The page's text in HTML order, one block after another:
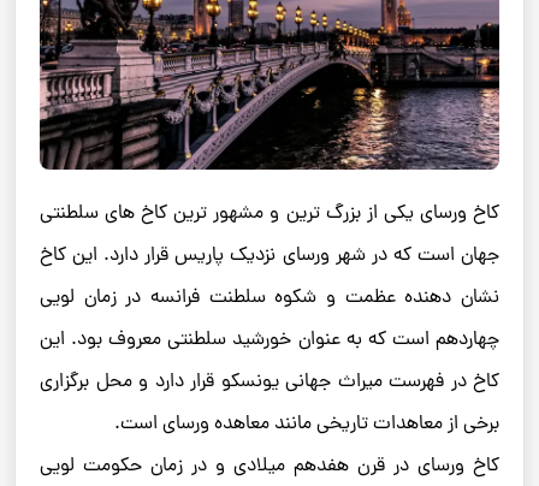
کاخ ورسای یکی از بزرگ ترین و مشهور ترین کاخ های سلطنتی
جهان است که در شهر ورسای نزدیک پاریس قرار دارد. این کاخ
نشان دهنده عظمت و شکوه سلطنت فرانسه در زمان لویی
چهاردهم است که به عنوان خورشید سلطنتی معروف بود. این
کاخ در فهرست میراث جهانی یونسکو قرار دارد و محل برگزاری
برخی از معاهدات تاریخی مانند معاهده ورسای است.
کاخ ورسای در قرن هفدهم میلادی و در زمان حکومت لویی